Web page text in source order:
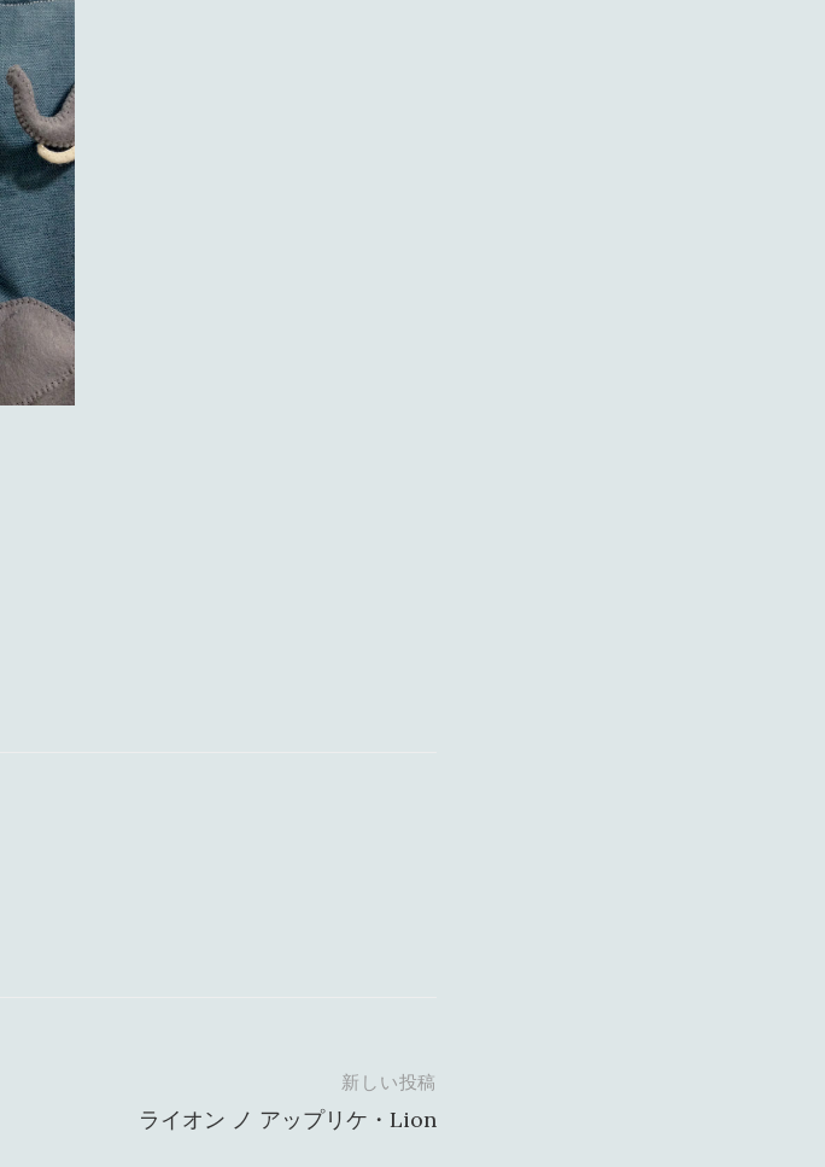
新しい投稿
ライオン ノ アップリケ・Lion